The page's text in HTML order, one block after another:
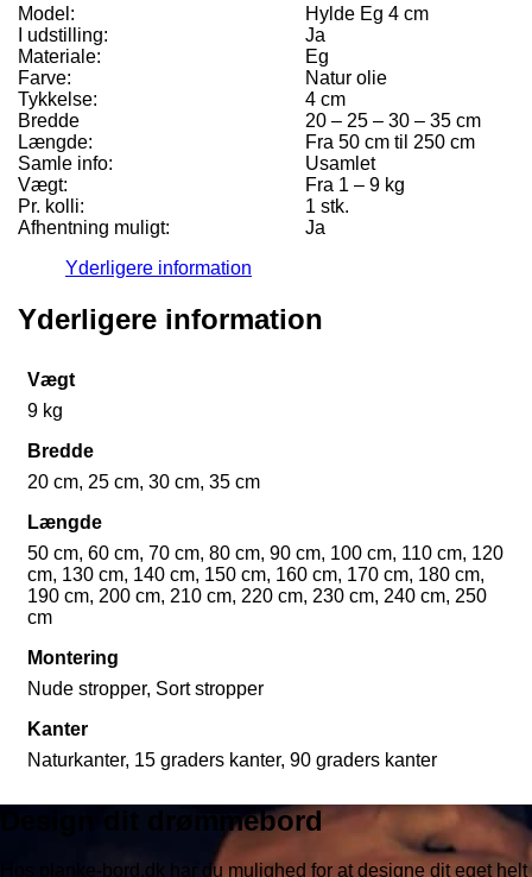
Model:
Hylde Eg 4 cm
I udstilling:
Ja
Materiale:
Eg
Farve:
Natur olie
Tykkelse:
4 cm
Bredde
20 – 25 – 30 – 35 cm
Længde:
Fra 50 cm til 250 cm
Samle info:
Usamlet
Vægt:
Fra 1 – 9 kg
Pr. kolli:
1 stk.
Afhentning muligt:
Ja
Yderligere information
Yderligere information
Vægt
9 kg
Bredde
20 cm, 25 cm, 30 cm, 35 cm
Længde
50 cm, 60 cm, 70 cm, 80 cm, 90 cm, 100 cm, 110 cm, 120
cm, 130 cm, 140 cm, 150 cm, 160 cm, 170 cm, 180 cm,
190 cm, 200 cm, 210 cm, 220 cm, 230 cm, 240 cm, 250
cm
Montering
Nude stropper, Sort stropper
Kanter
Naturkanter, 15 graders kanter, 90 graders kanter
Design dit drømmebord
Hos planke-bord.dk har du mulighed for at designe dit eget helt